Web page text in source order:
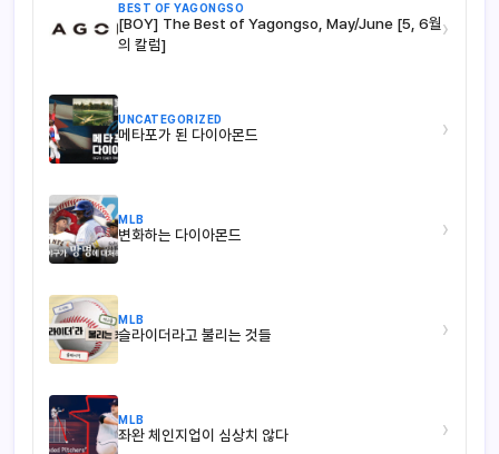
BEST OF YAGONGSO
[BOY] The Best of Yagongso, May/June [5, 6월
의 칼럼]
›
UNCATEGORIZED
메타포가 된 다이아몬드 ›
MLB
변화하는 다이아몬드 ›
MLB
슬라이더라고 불리는 것들 ›
MLB
좌완 체인지업이 심상치 않다 ›